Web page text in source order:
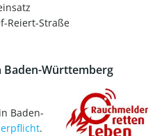
Reiert-Straße
Württemberg
Baden-
.